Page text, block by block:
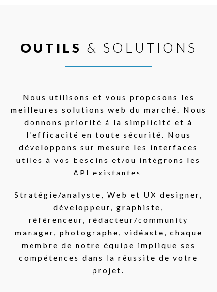
OUTILS & SOLUTIONS
Nous utilisons et vous proposons les
meilleures solutions web du marché. Nous
donnons priorité à la simplicité et à
l'efficacité en toute sécurité. Nous
développons sur mesure les interfaces
utiles à vos besoins et/ou intégrons les
API existantes.
Stratégie/analyste, Web et UX designer,
développeur, graphiste,
référenceur, rédacteur/community
manager, photographe, vidéaste, chaque
membre de notre équipe implique ses
compétences dans la réussite de votre
projet.